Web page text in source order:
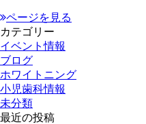
ページを見る
カテゴリー
イベント情報
ブログ
ホワイトニング
小児歯科情報
未分類
最近の投稿